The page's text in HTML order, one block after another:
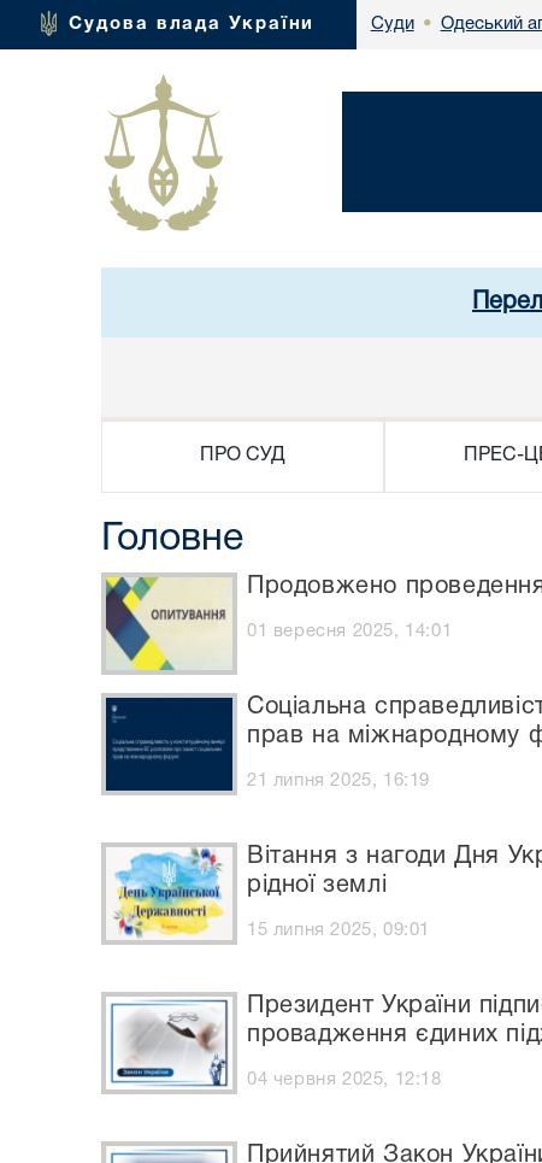
Судова влада України Суди • Одеський
ПРО СУД ПРЕС-
Головне
Продовжено
01 вересня 2025, 14:01
Соціальна
прав на міжнародному
21 липня 2025, 16:19
Вітання з нагоди Дня
рідної землі
15 липня 2025, 09:01
Президент України
провадження єдиних
04 червня 2025, 12:18
Прийнятий Закон